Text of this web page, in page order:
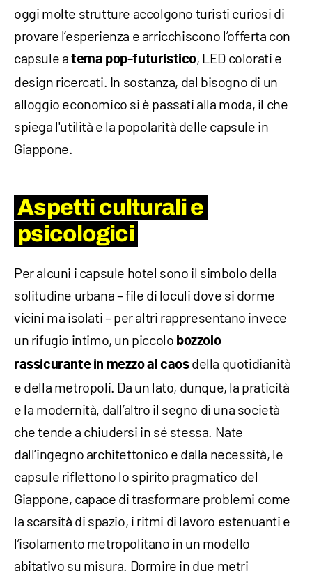
oggi molte strutture accolgono turisti curiosi di
provare l’esperienza e arricchiscono l’offerta con
capsule a tema pop-futuristico, LED colorati e
design ricercati. In sostanza, dal bisogno di un
alloggio economico si è passati alla moda, il che
spiega l'utilità e la popolarità delle capsule in
Giappone.
Aspetti culturali e
psicologici
Per alcuni i capsule hotel sono il simbolo della
solitudine urbana – file di loculi dove si dorme
vicini ma isolati – per altri rappresentano invece
un rifugio intimo, un piccolo bozzolo
rassicurante in mezzo al caosdella quotidianità
e della metropoli. Da un lato, dunque, la praticità
e la modernità, dall’altro il segno di una società
che tende a chiudersi in sé stessa. Nate
dall’ingegno architettonico e dalla necessità, le
capsule riflettono lo spirito pragmatico del
Giappone, capace di trasformare problemi come
la scarsità di spazio, i ritmi di lavoro estenuanti e
l’isolamento metropolitano in un modello
abitativo su misura. Dormire in due metri